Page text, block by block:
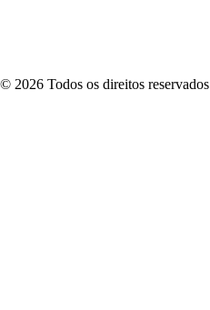
© 2026 Todos os direitos reservados